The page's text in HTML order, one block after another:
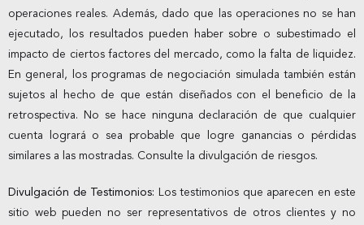
operaciones reales. Además, dado que las operaciones no se han
ejecutado, los resultados pueden haber sobre o subestimado el
impacto de ciertos factores del mercado, como la falta de liquidez.
En general, los programas de negociación simulada también están
sujetos al hecho de que están diseñados con el beneficio de la
retrospectiva. No se hace ninguna declaración de que cualquier
cuenta logrará o sea probable que logre ganancias o pérdidas
similares a las mostradas. Consulte la divulgación de riesgos.
Divulgación de Testimonios: Los testimonios que aparecen en este
sitio web pueden no ser representativos de otros clientes y no